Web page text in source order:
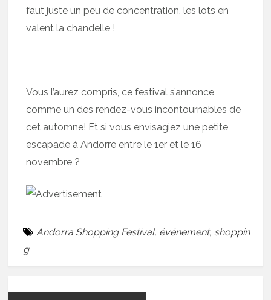
faut juste un peu de concentration, les lots en
valent la chandelle !
Vous l’aurez compris, ce festival s’annonce
comme un des rendez-vous incontournables de
cet automne! Et si vous envisagiez une petite
escapade à Andorre entre le 1er et le 16
novembre ?
Andorra Shopping Festival, événement, shoppin
g